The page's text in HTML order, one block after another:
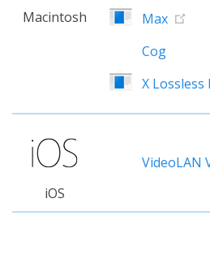
Macintosh
Max
Cog
X Lossless
iOS
VideoLAN